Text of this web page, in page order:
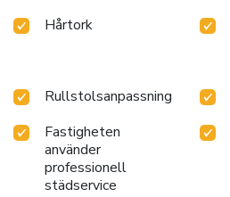
Hårtork
Rullstolsanpassning
Fastigheten
använder
professionell
städservice